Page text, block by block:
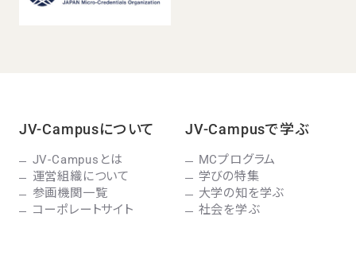
JV-Campusについて
JV-Campusとは
運営組織について
参画機関一覧
コーポレートサイト
JV-Campusで学ぶ
MCプログラム
学びの特集
大学の知を学ぶ
社会を学ぶ